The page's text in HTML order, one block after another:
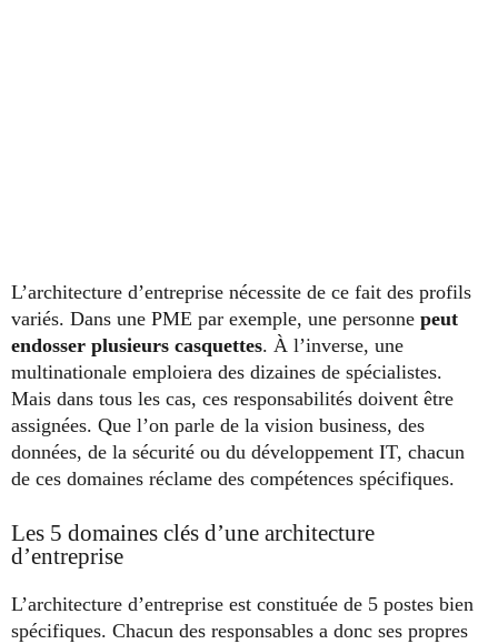
L’architecture d’entreprise nécessite de ce fait des profils
variés. Dans une PME par exemple, une personne peut
endosser plusieurs casquettes. À l’inverse, une
multinationale emploiera des dizaines de spécialistes.
Mais dans tous les cas, ces responsabilités doivent être
assignées. Que l’on parle de la vision business, des
données, de la sécurité ou du développement IT, chacun
de ces domaines réclame des compétences spécifiques.
Les 5 domaines clés d’une architecture
d’entreprise
L’architecture d’entreprise est constituée de 5 postes bien
spécifiques. Chacun des responsables a donc ses propres